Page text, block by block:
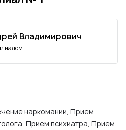
Владимирович
наркомании, Прием
, Прием психиатра, Прием